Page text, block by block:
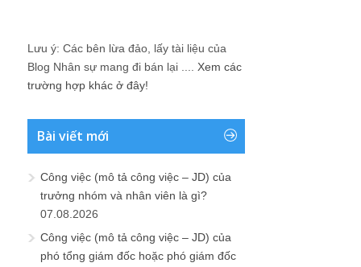
Lưu ý: Các bên lừa đảo, lấy tài liệu của
Blog Nhân sự mang đi bán lại .... Xem các
trường hợp khác ở đây!
Bài viết mới
Công việc (mô tả công việc – JD) của
trưởng nhóm và nhân viên là gì?
07.08.2026
Công việc (mô tả công việc – JD) của
phó tổng giám đốc hoặc phó giám đốc